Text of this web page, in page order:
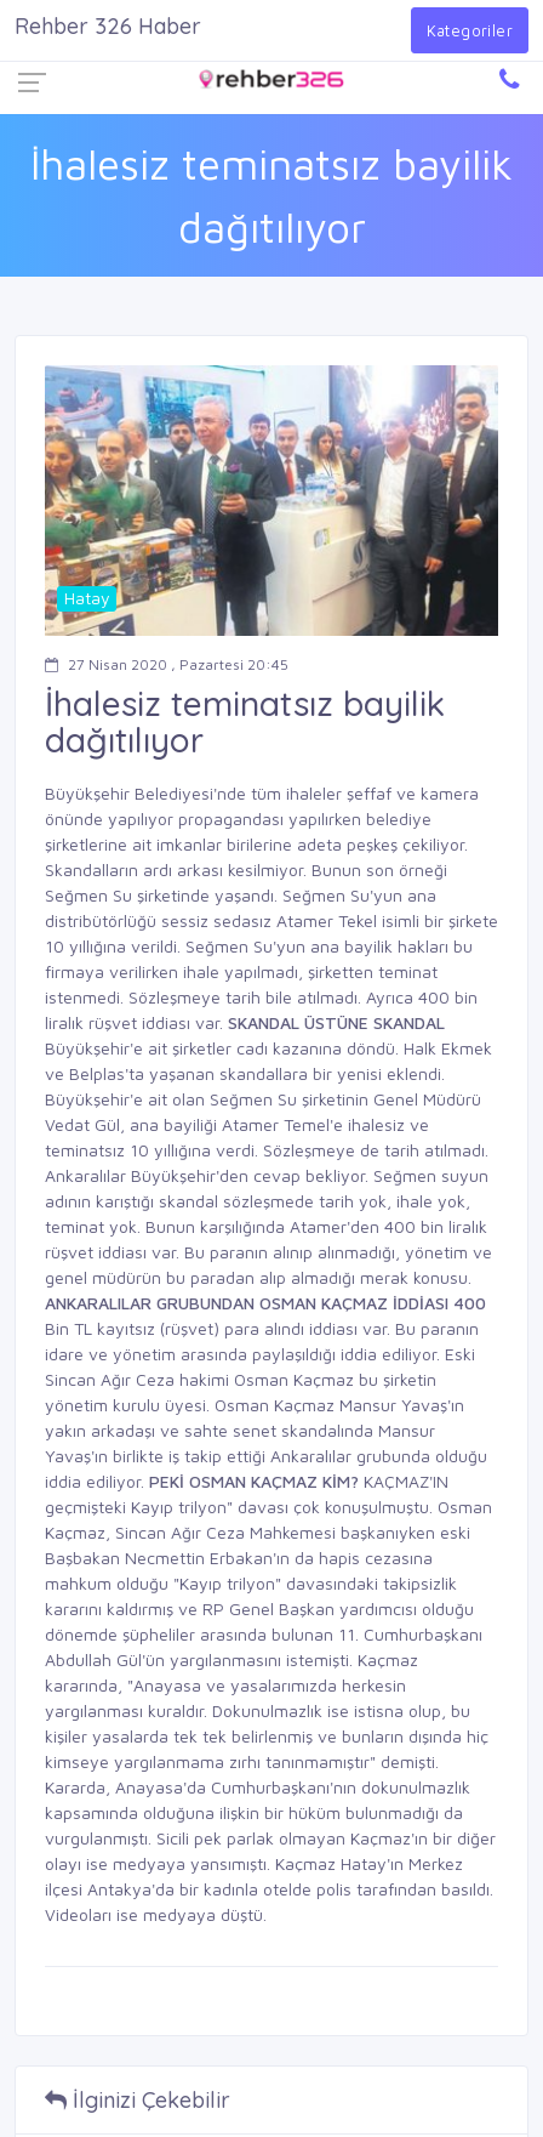
Giriş Yap
İhalesiz teminatsız bayilik
dağıtılıyor
Rehber 326 Haber Kategoriler
Hatay
27 Nisan 2020 , Pazartesi 20:45
İhalesiz teminatsız bayilik
dağıtılıyor
Büyükşehir Belediyesi'nde tüm ihaleler şeffaf ve kamera
önünde yapılıyor propagandası yapılırken belediye
şirketlerine ait imkanlar birilerine adeta peşkeş çekiliyor.
Skandalların ardı arkası kesilmiyor. Bunun son örneği
Seğmen Su şirketinde yaşandı. Seğmen Su'yun ana
distribütörlüğü sessiz sedasız Atamer Tekel isimli bir şirkete
10 yıllığına verildi. Seğmen Su'yun ana bayilik hakları bu
firmaya verilirken ihale yapılmadı, şirketten teminat
istenmedi. Sözleşmeye tarih bile atılmadı. Ayrıca 400 bin
liralık rüşvet iddiası var. SKANDAL ÜSTÜNE SKANDAL
Büyükşehir'e ait şirketler cadı kazanına döndü. Halk Ekmek
ve Belplas'ta yaşanan skandallara bir yenisi eklendi.
Büyükşehir'e ait olan Seğmen Su şirketinin Genel Müdürü
Vedat Gül, ana bayiliği Atamer Temel'e ihalesiz ve
teminatsız 10 yıllığına verdi. Sözleşmeye de tarih atılmadı.
Ankaralılar Büyükşehir'den cevap bekliyor. Seğmen suyun
adının karıştığı skandal sözleşmede tarih yok, ihale yok,
teminat yok. Bunun karşılığında Atamer'den 400 bin liralık
rüşvet iddiası var. Bu paranın alınıp alınmadığı, yönetim ve
genel müdürün bu paradan alıp almadığı merak konusu.
ANKARALILAR GRUBUNDAN OSMAN KAÇMAZ İDDİASI 400
Bin TL kayıtsız (rüşvet) para alındı iddiası var. Bu paranın
idare ve yönetim arasında paylaşıldığı iddia ediliyor. Eski
Sincan Ağır Ceza hakimi Osman Kaçmaz bu şirketin
yönetim kurulu üyesi. Osman Kaçmaz Mansur Yavaş'ın
yakın arkadaşı ve sahte senet skandalında Mansur
Yavaş'ın birlikte iş takip ettiği Ankaralılar grubunda olduğu
iddia ediliyor. PEKİ OSMAN KAÇMAZ KİM? KAÇMAZ'IN
geçmişteki Kayıp trilyon" davası çok konuşulmuştu. Osman
Kaçmaz, Sincan Ağır Ceza Mahkemesi başkanıyken eski
Başbakan Necmettin Erbakan'ın da hapis cezasına
mahkum olduğu "Kayıp trilyon" davasındaki takipsizlik
kararını kaldırmış ve RP Genel Başkan yardımcısı olduğu
dönemde şüpheliler arasında bulunan 11. Cumhurbaşkanı
Abdullah Gül'ün yargılanmasını istemişti. Kaçmaz
kararında, "Anayasa ve yasalarımızda herkesin
yargılanması kuraldır. Dokunulmazlık ise istisna olup, bu
kişiler yasalarda tek tek belirlenmiş ve bunların dışında hiç
kimseye yargılanmama zırhı tanınmamıştır" demişti.
Kararda, Anayasa'da Cumhurbaşkanı'nın dokunulmazlık
kapsamında olduğuna ilişkin bir hüküm bulunmadığı da
vurgulanmıştı. Sicili pek parlak olmayan Kaçmaz'ın bir diğer
olayı ise medyaya yansımıştı. Kaçmaz Hatay'ın Merkez
ilçesi Antakya'da bir kadınla otelde polis tarafından basıldı.
Videoları ise medyaya düştü.
İlginizi Çekebilir